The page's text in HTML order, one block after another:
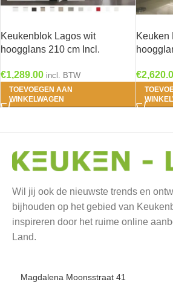
Keukenblok Lagos wit
hoogglans 210 cm Incl.
€1,289.00 incl. BTW
TOEVOEGEN AAN
WINKELWAGEN
Keuken
€
Wil jij ook de nieuwste trends en
bijhouden op het gebied van
inspireren door het ruime online
Land.
Magdalena Moonsstraat 41